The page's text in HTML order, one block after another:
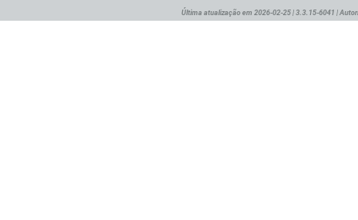
Última atualização em 2026-02-25 | 3.3.15-6041 |